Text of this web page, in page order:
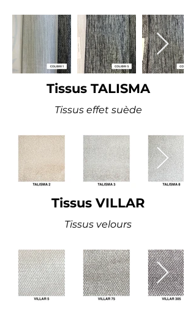
Tissus TALISMA
Tissus effet suède
Tissus VILLAR
Tissus velours